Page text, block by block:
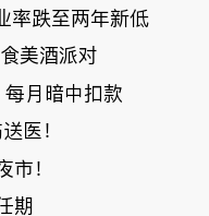
率跌至两年新低
美酒派对
月暗中扣款
医！
！
期